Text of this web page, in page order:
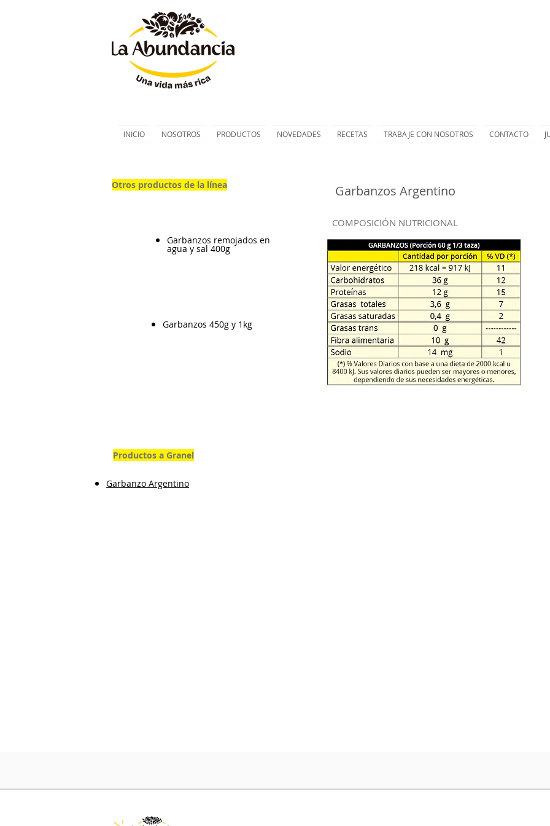
INICIO NOSOTROS PRODUCTOS NOVEDADES RECETAS TRABAJE CON NOSOTROS CONTACTO
COMPOSICIÓN NUTRICIONAL
Garbanzos Argentino
Otros productos de la línea
Otros productos de la línea
Garbanzos remojados en
agua y sal 400g
Garbanzos 450g y 1kg
Productos a Granel
Garbanzo Argentino